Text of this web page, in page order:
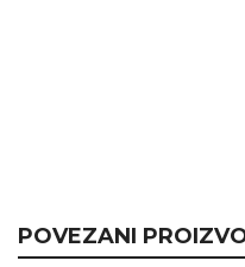
POVEZANI